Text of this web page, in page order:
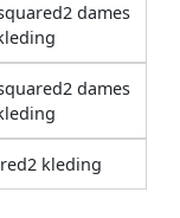
dames
dames
kleding